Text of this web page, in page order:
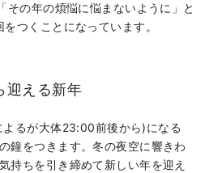
その年の煩悩に悩まないように」と
つくことになっています。
迎える新年
るが大体23:00前後から)になる
鐘をつきます。冬の夜空に響きわ
持ちを引き締めて新しい年を迎え